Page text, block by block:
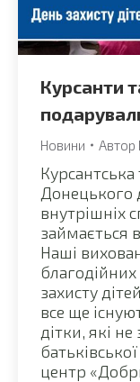
Курсанти
Новини Автор
Курсантська
Донецького
внутрішніх
займається
Наші
захисту
все ще
дітки, які
центр